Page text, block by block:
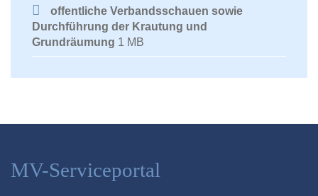
offentliche Verbandsschauen sowie
Durchführung der Krautung und
Grundräumung 1 MB
MV-Serviceportal